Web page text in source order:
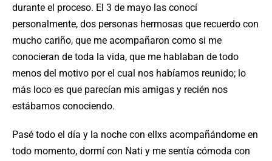
durante el proceso. El 3 de mayo las conocí
personalmente, dos personas hermosas que recuerdo con
mucho cariño, que me acompañaron como si me
conocieran de toda la vida, que me hablaban de todo
menos del motivo por el cual nos habíamos reunido; lo
más loco es que parecían mis amigas y recién nos
estábamos conociendo.
Pasé todo el día y la noche con ellxs acompañándome en
todo momento, dormí con Nati y me sentía cómoda con